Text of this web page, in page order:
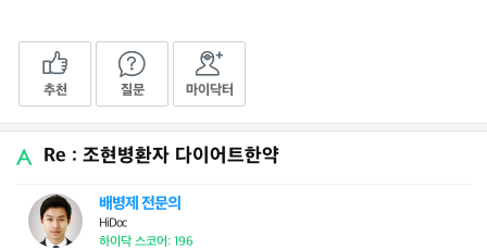
추천 질문 마이닥터
Re : 조현병환자 다이어트한약
배병제 전문의
HiDoc
하이닥 스코어: 196